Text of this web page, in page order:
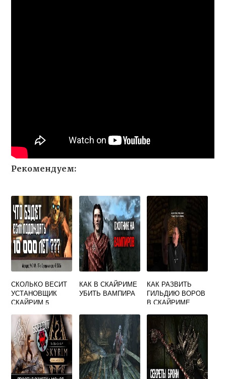
Рекомендуем:
СКОЛЬКО ВЕСИТ
УСТАНОВЩИК
СКАЙРИМ 5
КАК В СКАЙРИМЕ
УБИТЬ ВАМПИРА
КАК РАЗВИТЬ
ГИЛЬДИЮ ВОРОВ
В СКАЙРИМЕ